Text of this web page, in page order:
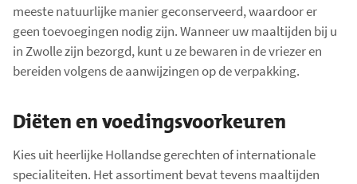
l
i
t
e
s
0
meeste natuurlijke manier geconserveerd, waardoor er
geen toevoegingen nodig zijn. Wanneer uw maaltijden bij u
in Zwolle zijn bezorgd, kunt u ze bewaren in de vriezer en
bereiden volgens de aanwijzingen op de verpakking.
Diëten en voedingsvoorkeuren
Kies uit heerlijke Hollandse gerechten of internationale
specialiteiten. Het assortiment bevat tevens maaltijden